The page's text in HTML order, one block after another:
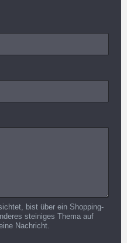
bist über ein Shopping-
steiniges Thema auf
Nachricht.